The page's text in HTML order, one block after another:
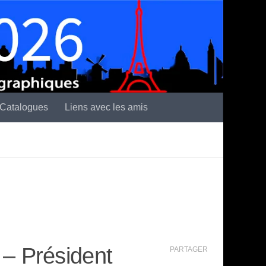
Catalogues Liens avec les amis
Président PARTAGER